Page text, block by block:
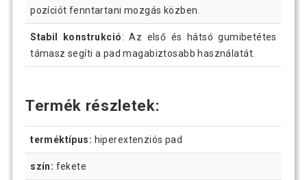
pozíciót fenntartani mozgás közben.
Stabil konstrukció: Az első és hátsó gumibetétes
támasz segíti a pad magabiztosabb használatát.
Termék részletek:
terméktípus: hiperextenziós pad
szín: fekete